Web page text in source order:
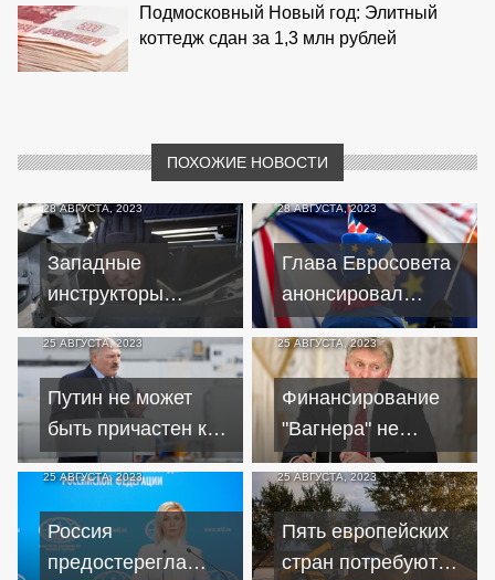
Подмосковный Новый год: Элитный
коттедж сдан за 1,3 млн рублей
ПОХОЖИЕ НОВОСТИ
28 АВГУСТА, 2023
Западные
инструкторы
назвали главную
проблему при
обучении военных
ВСУ
28 АВГУСТА, 2023
Глава Евросовета
анонсировал
расширение
Евросоюза к 2030
году
25 АВГУСТА, 2023
Путин не может
быть причастен к
гибели Пригожина –
Лукашенко
25 АВГУСТА, 2023
Финансирование
"Вагнера" не
связано с
нахождением в
Беларуси – Песков
25 АВГУСТА, 2023
Россия
предостерегла
25 АВГУСТА, 2023
Пять европейских
стран потребуют